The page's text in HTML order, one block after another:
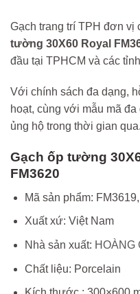
Gạch trang trí TPH đơn vị
tường 30X60 Royal
đầu tại TPHCM và các
Với chính sách đa dạng,
hoạt, cùng với mẫu mã
ủng hộ trong thời gian qua.
Gạch ốp tường
FM3620
Mã sản phẩm:
Xuất xứ: Việt Nam
Nhà sản xuất: HOÀNG
Chất liệu: Porcelain